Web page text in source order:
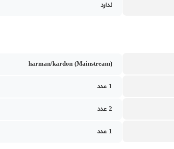
ندارد
harman/kardon (Mainstream)
1 عدد
2 عدد
1 عدد